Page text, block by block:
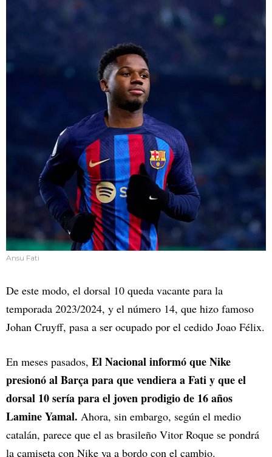
Ansu Fati
De este modo, el dorsal 10 queda vacante para la
temporada 2023/2024, y el número 14, que hizo famoso
Johan Cruyff, pasa a ser ocupado por el cedido Joao Félix.
En meses pasados, El Nacional informó que Nike
presionó al Barça para que vendiera a Fati y que el
dorsal 10 sería para el joven prodigio de 16 años
Lamine Yamal. Ahora, sin embargo, según el medio
catalán, parece que el as brasileño Vitor Roque se pondrá
la camiseta con Nike ya a bordo con el cambio.